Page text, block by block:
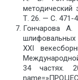
методический
Т. 26. — С. 471-
Гончарова А.
XXI
34 частях.